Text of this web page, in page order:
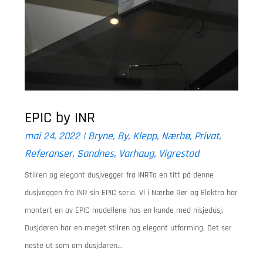
EPIC by INR
mai 24, 2022|Bryne, By, Klepp, Nærbø, Privat,
Referanser, Sandnes, Varhaug, Vigrestad
Stilren og elegant dusjvegger fra INRTa en titt på denne
dusjveggen fra INR sin EPIC serie. Vi i Nærbø Rør og Elektro har
montert en av EPIC modellene hos en kunde med nisjedusj.
Dusjdøren har en meget stilren og elegant utforming. Det ser
neste ut som om dusjdøren...